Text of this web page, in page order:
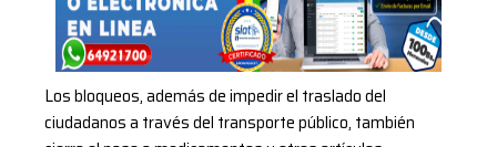
Los bloqueos, además de impedir el traslado del
ciudadanos a través del transporte público, también